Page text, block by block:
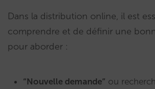
Dans la distribution online, il est
comprendre et de définir une
pour aborder :
“Nouvelle demande” ou